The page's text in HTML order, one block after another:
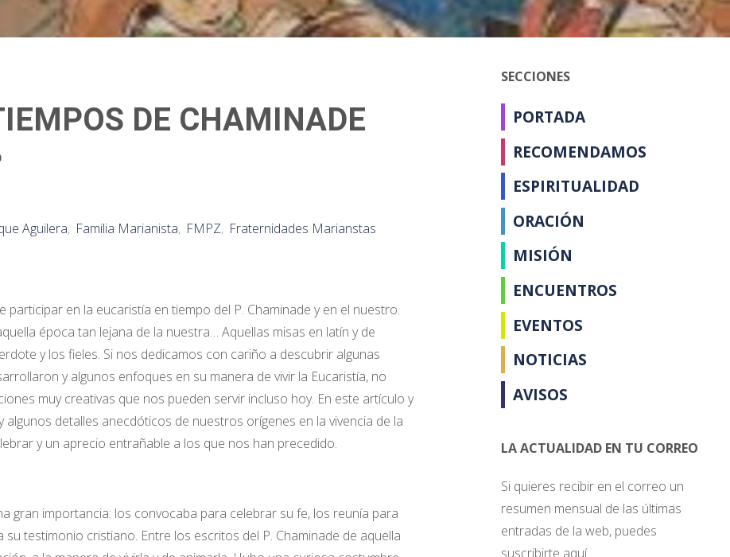
DE CHAMINADE
Aguilera, Familia Marianista, FMPZ, Fraternidades Marianstas
en la eucaristía en tiempo del P. Chaminade y en el nuestro.
época tan lejana de la nuestra… Aquellas misas en latín y de
y los fieles. Si nos dedicamos con cariño a descubrir algunas
y algunos enfoques en su manera de vivir la Eucaristía, no
muy creativas que nos pueden servir incluso hoy. En este artículo y
detalles anecdóticos de nuestros orígenes en la vivencia de la
y un aprecio entrañable a los que nos han precedido.
gran importancia: los convocaba para celebrar su fe, los reunía para
testimonio cristiano. Entre los escritos del P. Chaminade de aquella
SECCIONES
PORTADA
RECOMENDAMOS
ESPIRITUALIDAD
ORACIÓN
MISIÓN
ENCUENTROS
EVENTOS
NOTICIAS
AVISOS
LA ACTUALIDAD EN TU CORREO
Si quieres recibir en el correo un
resumen mensual de las últimas
entradas de la web, puedes
suscribirte aquí